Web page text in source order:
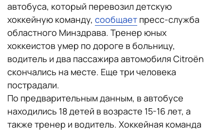
автобуса, который перевозил детскую
хоккейную команду, сообщает пресс-служба
областного Минздрава. Тренер юных
хоккеистов умер по дороге в больницу,
водитель и два пассажира автомобиля Citroën
скончались на месте. Еще три человека
пострадали.
По предварительным данным, в автобусе
находились 18 детей в возрасте 15-16 лет, а
также тренер и водитель. Хоккейная команда